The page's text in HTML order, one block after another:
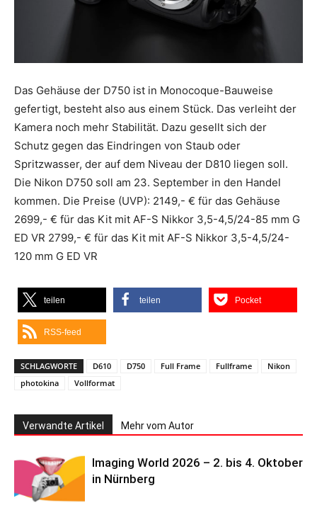
Das Gehäuse der D750 ist in Monocoque-Bauweise
gefertigt, besteht also aus einem Stück. Das verleiht der
Kamera noch mehr Stabilität. Dazu gesellt sich der
Schutz gegen das Eindringen von Staub oder
Spritzwasser, der auf dem Niveau der D810 liegen soll.
Die Nikon D750 soll am 23. September in den Handel
kommen. Die Preise (UVP): 2149,- € für das Gehäuse
2699,- € für das Kit mit AF-S Nikkor 3,5-4,5/24-85 mm G
ED VR 2799,- € für das Kit mit AF-S Nikkor 3,5-4,5/24-
120 mm G ED VR
teilen teilen Pocket
RSS-feed
SCHLAGWORTE D610 D750 Full Frame Fullframe
Nikon
photokina
Vollformat
Verwandte Artikel Mehr vom Autor
Imaging World 2026 – 2. bis 4. Oktober
in Nürnberg